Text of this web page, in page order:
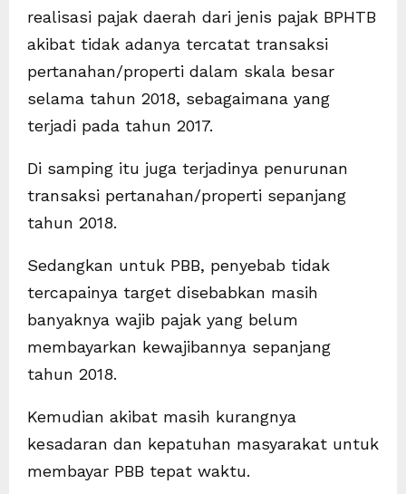
realisasi pajak daerah dari jenis pajak BPHTB
akibat tidak adanya tercatat transaksi
pertanahan/properti dalam skala besar
selama tahun 2018, sebagaimana yang
terjadi pada tahun 2017.
Di samping itu juga terjadinya penurunan
transaksi pertanahan/properti sepanjang
tahun 2018.
Sedangkan untuk PBB, penyebab tidak
tercapainya target disebabkan masih
banyaknya wajib pajak yang belum
membayarkan kewajibannya sepanjang
tahun 2018.
Kemudian akibat masih kurangnya
kesadaran dan kepatuhan masyarakat untuk
membayar PBB tepat waktu.